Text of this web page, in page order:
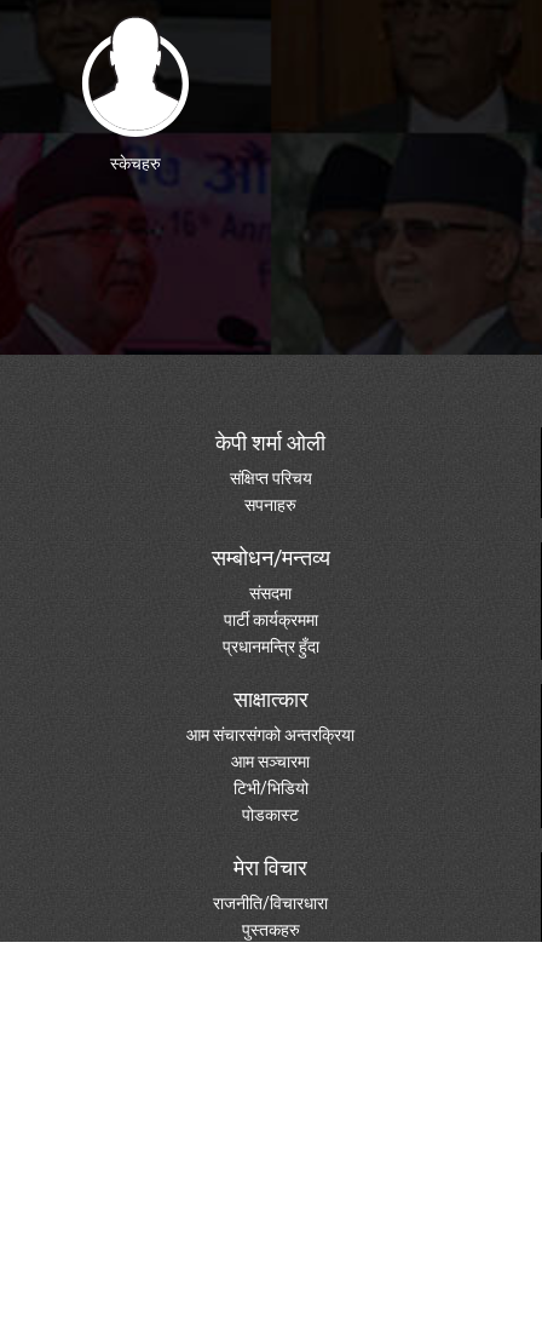
स्केचहरु
केपी शर्मा ओली
संक्षिप्त परिचय
सपनाहरु
सम्बोधन/मन्तव्य
संसदमा
पार्टी कार्यक्रममा
प्रधानमन्त्रि हुँदा
साक्षात्कार
आम संचारसंगको अन्तरक्रिया
आम सञ्चारमा
टिभी/भिडियो
पोडकास्ट
मेरा विचार
राजनीति/विचारधारा
पुस्तकहरु